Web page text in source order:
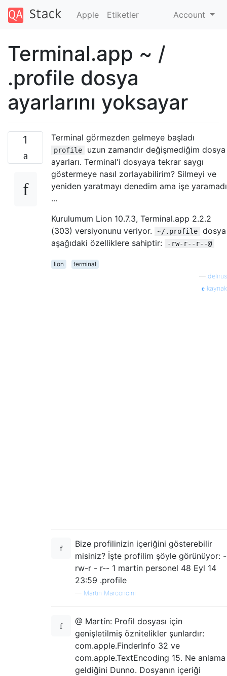
Apple Etiketler Account
Terminal.app ~ /
.profile dosya
ayarlarını yoksayar
1 Terminal görmezden gelmeye başladı
profile
uzun zamandır değişmediğim dosya
ayarları. Terminal'i dosyaya tekrar saygı
göstermeye nasıl zorlayabilirim? Silmeyi ve
yeniden yaratmayı denedim ama işe yaramadı
...
Kurulumum Lion 10.7.3, Terminal.app 2.2.2
(303) versiyonunu veriyor.
~/.profile
dosya
aşağıdaki özelliklere sahiptir:
-rw-r--r--@
lion
terminal
delirus
kaynak
Bize profilinizin içeriğini gösterebilir
misiniz? İşte profilim şöyle görünüyor: -
rw-r - r-- 1 martin personel 48 Eyl 14
23:59 .profile
— Martin Marconcini
@ Martín: Profil dosyası için
genişletilmiş öznitelikler şunlardır:
com.apple.FinderInfo 32 ve
com.apple.TextEncoding 15. Ne anlama
geldiğini Dunno. Dosyanın içeriği